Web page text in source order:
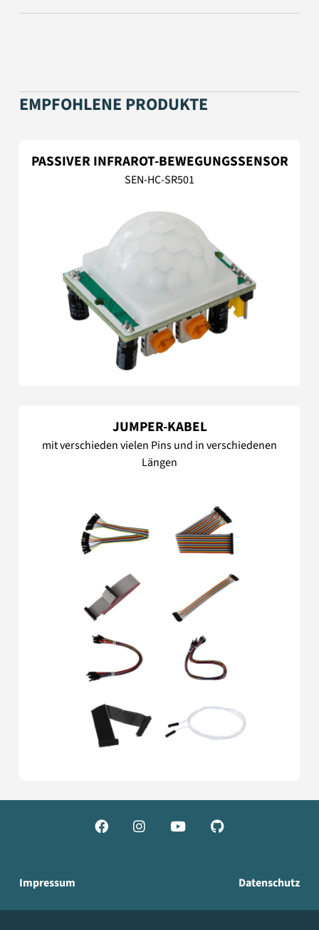
EMPFOHLENE PRODUKTE
PASSIVER INFRAROT-BEWEGUNGSSENSOR
SEN-HC-SR501
JUMPER-KABEL
mit verschieden vielen Pins und in verschiedenen
Längen
   
Impressum Datenschutz